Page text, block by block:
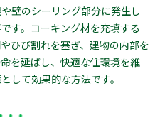
壁のシーリング部分に発生し
す。コーキング材を充填する
ひび割れを塞ぎ、建物の内部を
を延ばし、快適な住環境を維
して効果的な方法です。